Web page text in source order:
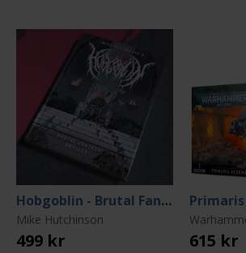
Hobgoblin - Brutal Fantasy Battles
Mike Hutchinson
499 kr 615 kr